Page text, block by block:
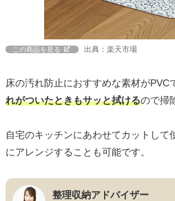
この商品を見る 出典：楽天市場
床の汚れ防止におすすめな素材がPVC
れがついたときもサッと拭けるので掃
自宅のキッチンにあわせてカットして
にアレンジすることも可能です。
整理収納アドバイザー